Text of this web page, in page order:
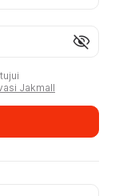
visibility_off
Jakmall